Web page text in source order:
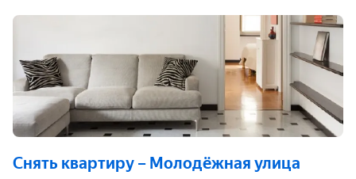
Снять квартиру – Молодёжная улица